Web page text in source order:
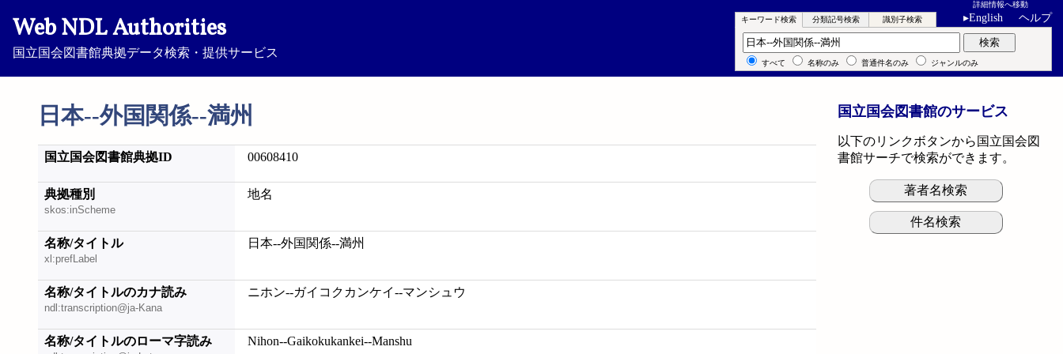
Web NDL Authorities
国立国会図書館典拠データ検索・提供サービス
詳細情報へ移動
▸English ヘルプ
日本--外国関係--満州
キーワード検索 分類記号検索 識別子検索
キーワード検索 検索
すべて 名称のみ 普通件名のみ ジャンルのみ
国立国会図書館典拠ID 00608410
典拠種別
skos:inScheme
地名
名称/タイトル
xl:prefLabel
日本--外国関係--満州
名称/タイトルのカナ読み
ndl:transcription@ja-Kana
ニホン--ガイコクカンケイ--マンシュウ
名称/タイトルのローマ字読み Nihon--Gaikokukankei--Manshu
国立国会図書館のサービス
以下のリンクボタンから国立国会図
書館サーチで検索ができます。
著者名検索
件名検索